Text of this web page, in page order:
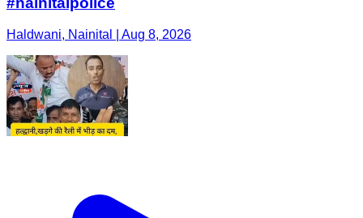
Haldwani, Nainital | Aug 8, 2026